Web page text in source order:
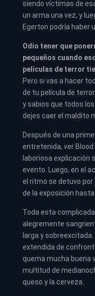
siendo víctimas de
un arma una vez, y
Egerton podría haber
Odio tener que
pequeños cuando
películas de terror
Pero si vas a hacer
de tu película de
y sabios que todos
dejes caer el maldito
Después de una
entretenida, ver
laboriosa explicación
evento. Luego, en el
el ritmo se detuvo
de la exposición hasta
Toda esta
alegremente
larga y
extendida de
quema mucha buena
multitud de
queso y la cerveza.